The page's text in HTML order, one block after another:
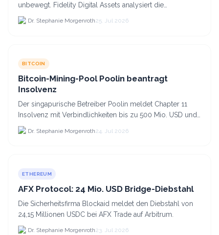
unbewegt. Fidelity Digital Assets analysiert die
Anlegerüberzeugung trotz Kursverlusten und einem
BTC-Preis.
Dr. Stephanie Morgenroth25. Jul 2026
BITCOIN
Bitcoin-Mining-Pool Poolin beantragt
Insolvenz
Der singapurische Betreiber Poolin meldet Chapter 11
Insolvenz mit Verbindlichkeiten bis zu 500 Mio. USD und
plant den Verkauf zweier Texas-Standorte für.
Dr. Stephanie Morgenroth24. Jul 2026
ETHEREUM
AFX Protocol: 24 Mio. USD Bridge-Diebstahl
Die Sicherheitsfirma Blockaid meldet den Diebstahl von
24,15 Millionen USDC bei AFX Trade auf Arbitrum.
Dr. Stephanie Morgenroth23. Jul 2026